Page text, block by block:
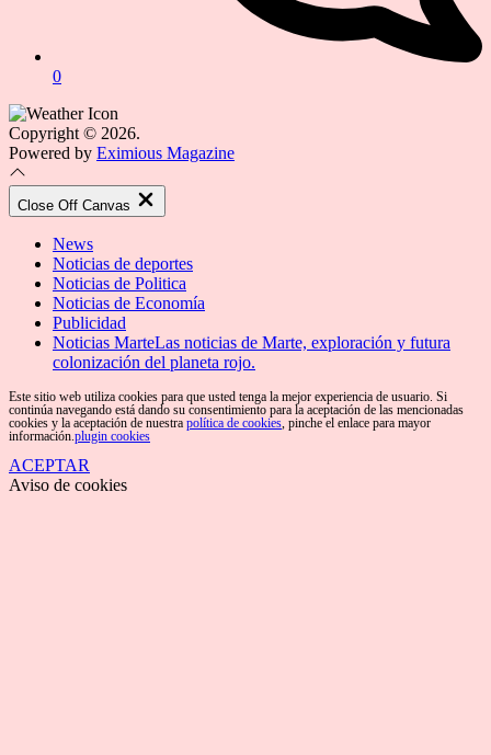
0
Copyright © 2026.
Powered by Eximious Magazine
Close Off Canvas
News
Noticias de deportes
Noticias de Politica
Noticias de Economía
Publicidad
Noticias MarteLas noticias de Marte, exploración y futura
colonización del planeta rojo.
Este sitio web utiliza cookies para que usted tenga la mejor experiencia de usuario. Si
continúa navegando está dando su consentimiento para la aceptación de las mencionadas
cookies y la aceptación de nuestra política de cookies, pinche el enlace para mayor
información.plugin cookies
ACEPTAR
Aviso de cookies